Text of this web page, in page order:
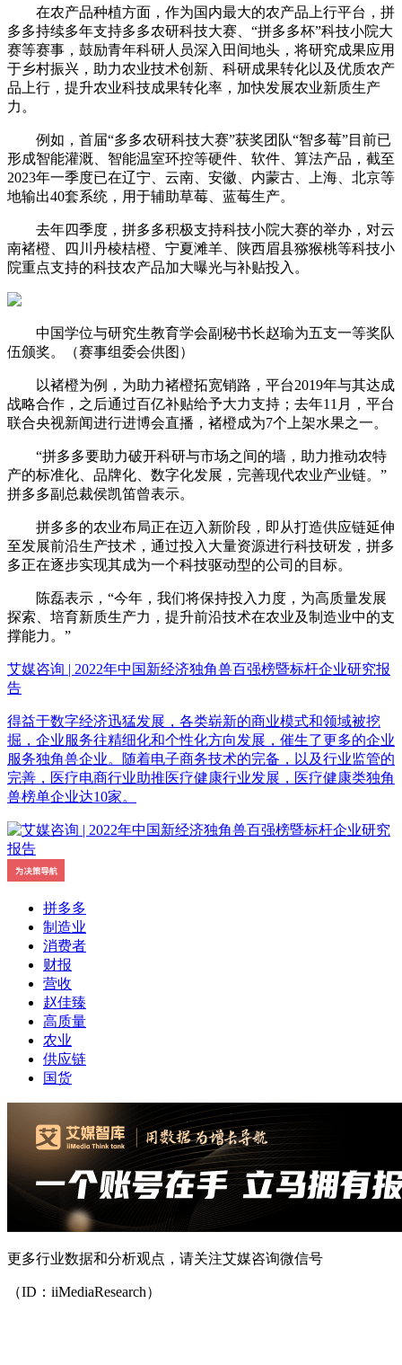
在农产品种植方面，作为国内最大的农产品上行平台，拼
多多持续多年支持多多农研科技大赛、“拼多多杯”科技小院大
赛等赛事，鼓励青年科研人员深入田间地头，将研究成果应用
于乡村振兴，助力农业技术创新、科研成果转化以及优质农产
品上行，提升农业科技成果转化率，加快发展农业新质生产
力。
例如，首届“多多农研科技大赛”获奖团队“智多莓”目前已
形成智能灌溉、智能温室环控等硬件、软件、算法产品，截至
2023年一季度已在辽宁、云南、安徽、内蒙古、上海、北京等
地输出40套系统，用于辅助草莓、蓝莓生产。
去年四季度，拼多多积极支持科技小院大赛的举办，对云
南褚橙、四川丹棱桔橙、宁夏滩羊、陕西眉县猕猴桃等科技小
院重点支持的科技农产品加大曝光与补贴投入。
中国学位与研究生教育学会副秘书长赵瑜为五支一等奖队
伍颁奖。（赛事组委会供图）
以褚橙为例，为助力褚橙拓宽销路，平台2019年与其达成
战略合作，之后通过百亿补贴给予大力支持；去年11月，平台
联合央视新闻进行进博会直播，褚橙成为7个上架水果之一。
“拼多多要助力破开科研与市场之间的墙，助力推动农特
产的标准化、品牌化、数字化发展，完善现代农业产业链。”
拼多多副总裁侯凯笛曾表示。
拼多多的农业布局正在迈入新阶段，即从打造供应链延伸
至发展前沿生产技术，通过投入大量资源进行科技研发，拼多
多正在逐步实现其成为一个科技驱动型的公司的目标。
陈磊表示，“今年，我们将保持投入力度，为高质量发展
探索、培育新质生产力，提升前沿技术在农业及制造业中的支
撑能力。”
艾媒咨询 | 2022年中国新经济独角兽百强榜暨标杆企业研究报
告
得益于数字经济迅猛发展，各类崭新的商业模式和领域被挖
掘，企业服务往精细化和个性化方向发展，催生了更多的企业
服务独角兽企业。随着电子商务技术的完备，以及行业监管的
完善，医疗电商行业助推医疗健康行业发展，医疗健康类独角
兽榜单企业达10家。
拼多多
制造业
消费者
财报
营收
赵佳臻
高质量
农业
供应链
国货
更多行业数据和分析观点，请关注艾媒咨询微信号
（ID：iiMediaResearch）